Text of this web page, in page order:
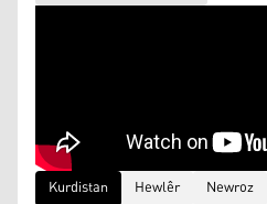
Kurdistan Hewlêr Newroz